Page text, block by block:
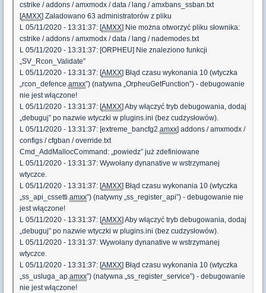
cstrike / addons / amxmodx / data / lang / amxbans_ssban.txt
[AMXX] Załadowano 63 administratorów z pliku
L 05/11/2020 - 13:31:37: [AMXX] Nie można otworzyć pliku słownika:
cstrike / addons / amxmodx / data / lang / nademodes.txt
L 05/11/2020 - 13:31:37: [ORPHEU] Nie znaleziono funkcji
„SV_Rcon_Validate”
L 05/11/2020 - 13:31:37: [AMXX] Błąd czasu wykonania 10 (wtyczka
„rcon_defence.amxx”) (natywna „OrpheuGetFunction”) - debugowanie
nie jest włączone!
L 05/11/2020 - 13:31:37: [AMXX] Aby włączyć tryb debugowania, dodaj
„debuguj” po nazwie wtyczki w plugins.ini (bez cudzysłowów).
L 05/11/2020 - 13:31:37: [extreme_bancfg2.amxx] addons / amxmodx /
configs / cfgban / override.txt
Cmd_AddMallocCommand: „powiedz” już zdefiniowane
L 05/11/2020 - 13:31:37: Wywołany dynanative w wstrzymanej
wtyczce.
L 05/11/2020 - 13:31:37: [AMXX] Błąd czasu wykonania 10 (wtyczka
„ss_api_cssetti.amxx”) (natywny „ss_register_api”) - debugowanie nie
jest włączone!
L 05/11/2020 - 13:31:37: [AMXX] Aby włączyć tryb debugowania, dodaj
„debuguj” po nazwie wtyczki w plugins.ini (bez cudzysłowów).
L 05/11/2020 - 13:31:37: Wywołany dynanative w wstrzymanej
wtyczce.
L 05/11/2020 - 13:31:37: [AMXX] Błąd czasu wykonania 10 (wtyczka
„ss_usluga_ap.amxx”) (natywna „ss_register_service”) - debugowanie
nie jest włączone!